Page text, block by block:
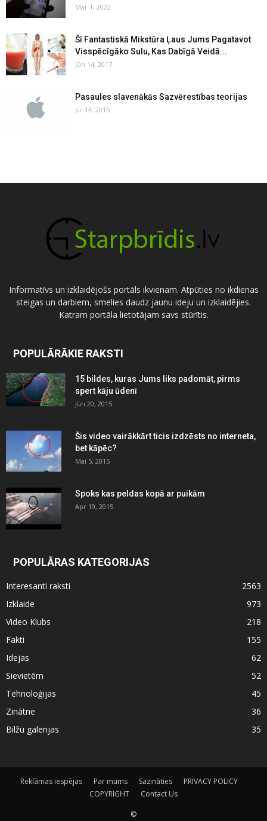
Mar 1, 2022
Šī Fantastiskā Mikstūra Ļaus Jums Pagatavot
Visspēcīgāko Sulu, Kas Dabīgā Veidā...
Jūn 14, 2017
Pasaules slavenākās Sazvērestības teorijas
Jūl 14, 2015
Informatīvs un izklaidējošs portāls ikvienam. Atpūties no ikdienas
steigas un darbiem, smelies daudz jaunu ideju un izklaidējies.
Katram portāla lietotājam savs stūrītis.
POPULĀRĀKIE RAKSTI
15 bildes, kuras Jums liks padomāt, pirms
spert kāju ūdenī
Jūn 20, 2015
Šis video vairākkārt ticis izdzēsts no interneta,
bet kāpēc?
Mai 5, 2015
Spoks kas peldas kopā ar puikām
Apr 19, 2015
POPULĀRAS KATEGORIJAS
Interesanti raksti
2563
Izklaide
973
Video Klubs
218
Fakti
155
Idejas
62
Sievietēm
52
Tehnoloģijas
45
Zinātne
36
Bilžu galerijas
35
Reklāmas iespējas Par mums Sazināties
PRIVACY POLICY
COPYRIGHT
Contact Us
©